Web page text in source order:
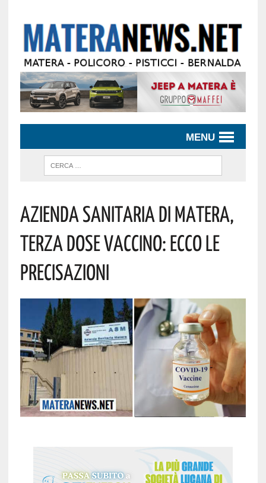
MENU
Azienda Sanitaria Di Matera,
Terza Dose Vaccino: Ecco Le
Precisazioni